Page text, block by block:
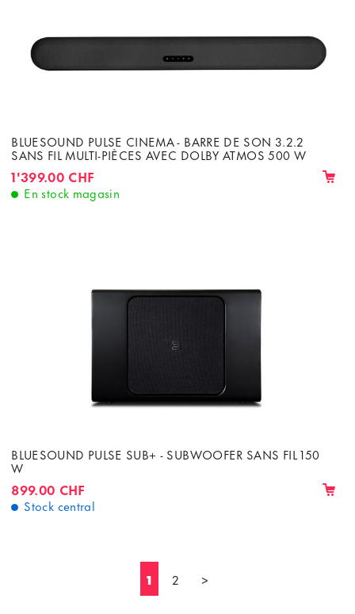
BLUESOUND PULSE CINEMA - BARRE DE SON 3.2.2
SANS FIL MULTI-PIÈCES AVEC DOLBY ATMOS 500 W
1'399.00 CHF
En stock magasin
BLUESOUND PULSE SUB+ - SUBWOOFER SANS FIL 150
W
899.00 CHF
Stock central
1 2 >